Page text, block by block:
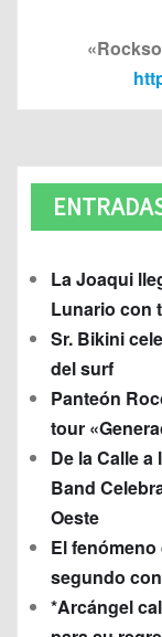
La Joaqui
Lunario con
Sr. Bikini
del surf
Panteón
tour
De la Calle
Band
Oeste
El
segundo
*Arcángel